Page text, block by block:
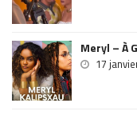
Meryl – À
17